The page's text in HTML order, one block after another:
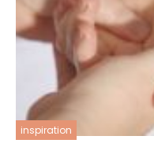
inspiration